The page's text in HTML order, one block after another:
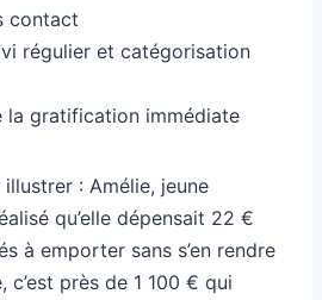
contact
régulier et catégorisation
la gratification immédiate
: Amélie, jeune
qu’elle dépensait 22 €
à emporter sans s’en rendre
c’est près de 1 100 € qui